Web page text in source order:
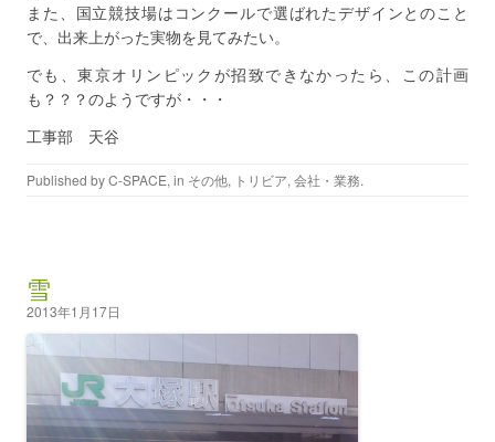
また、国立競技場はコンクールで選ばれたデザインとのこと
で、出来上がった実物を見てみたい。
でも、東京オリンピックが招致できなかったら、この計画
も？？？のようですが・・・
工事部 天谷
Published byC-SPACE, in その他, トリビア, 会社・業務.
雪
2013年1月17日